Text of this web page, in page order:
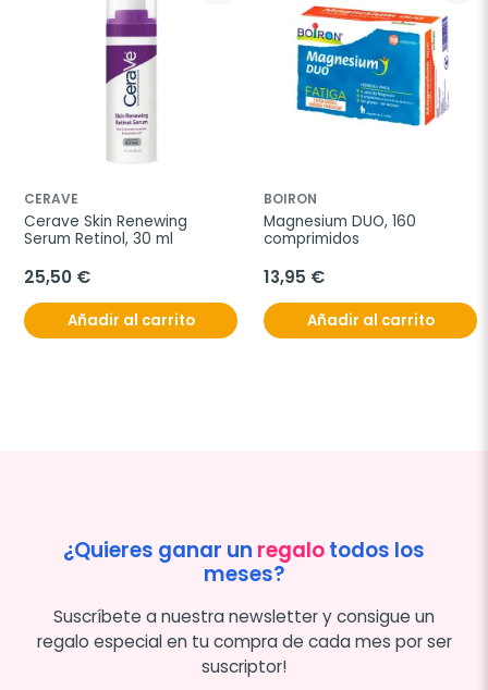
CERAVE
Cerave Skin Renewing
Serum Retinol, 30 ml
25,50 €
Añadir al carrito
BOIRON
Magnesium DUO, 160
comprimidos
13,95 €
Añadir al carrito
¿Quieres ganar un regalotodos los
meses?
Suscríbete a nuestra newsletter y consigue un
regalo especial en tu compra de cada mes por ser
suscriptor!